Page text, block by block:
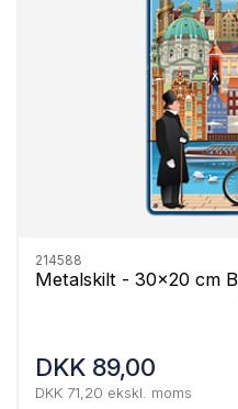
214588
Metalskilt - 30x20 cm
DKK 89,00
DKK 71,20 ekskl. moms